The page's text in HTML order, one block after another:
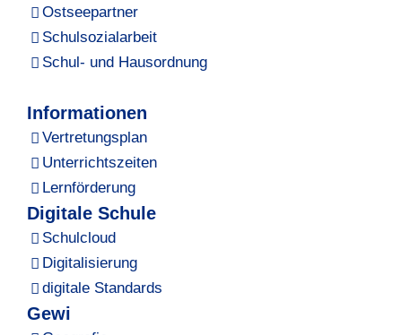
Ostseepartner
Schulsozialarbeit
Schul- und Hausordnung
Informationen
Vertretungsplan
Unterrichtszeiten
Lernförderung
Digitale Schule
Schulcloud
Digitalisierung
digitale Standards
Gewi